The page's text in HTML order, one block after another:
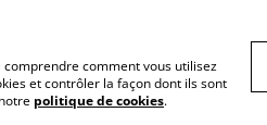
comment vous utilisez
et contrôler la façon dont ils sont
politique de cookies.